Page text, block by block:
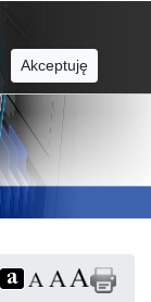
Akceptuję